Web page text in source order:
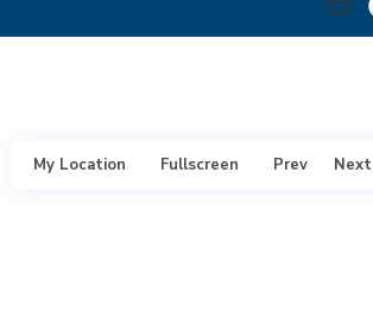
My Location Fullscreen Prev Next